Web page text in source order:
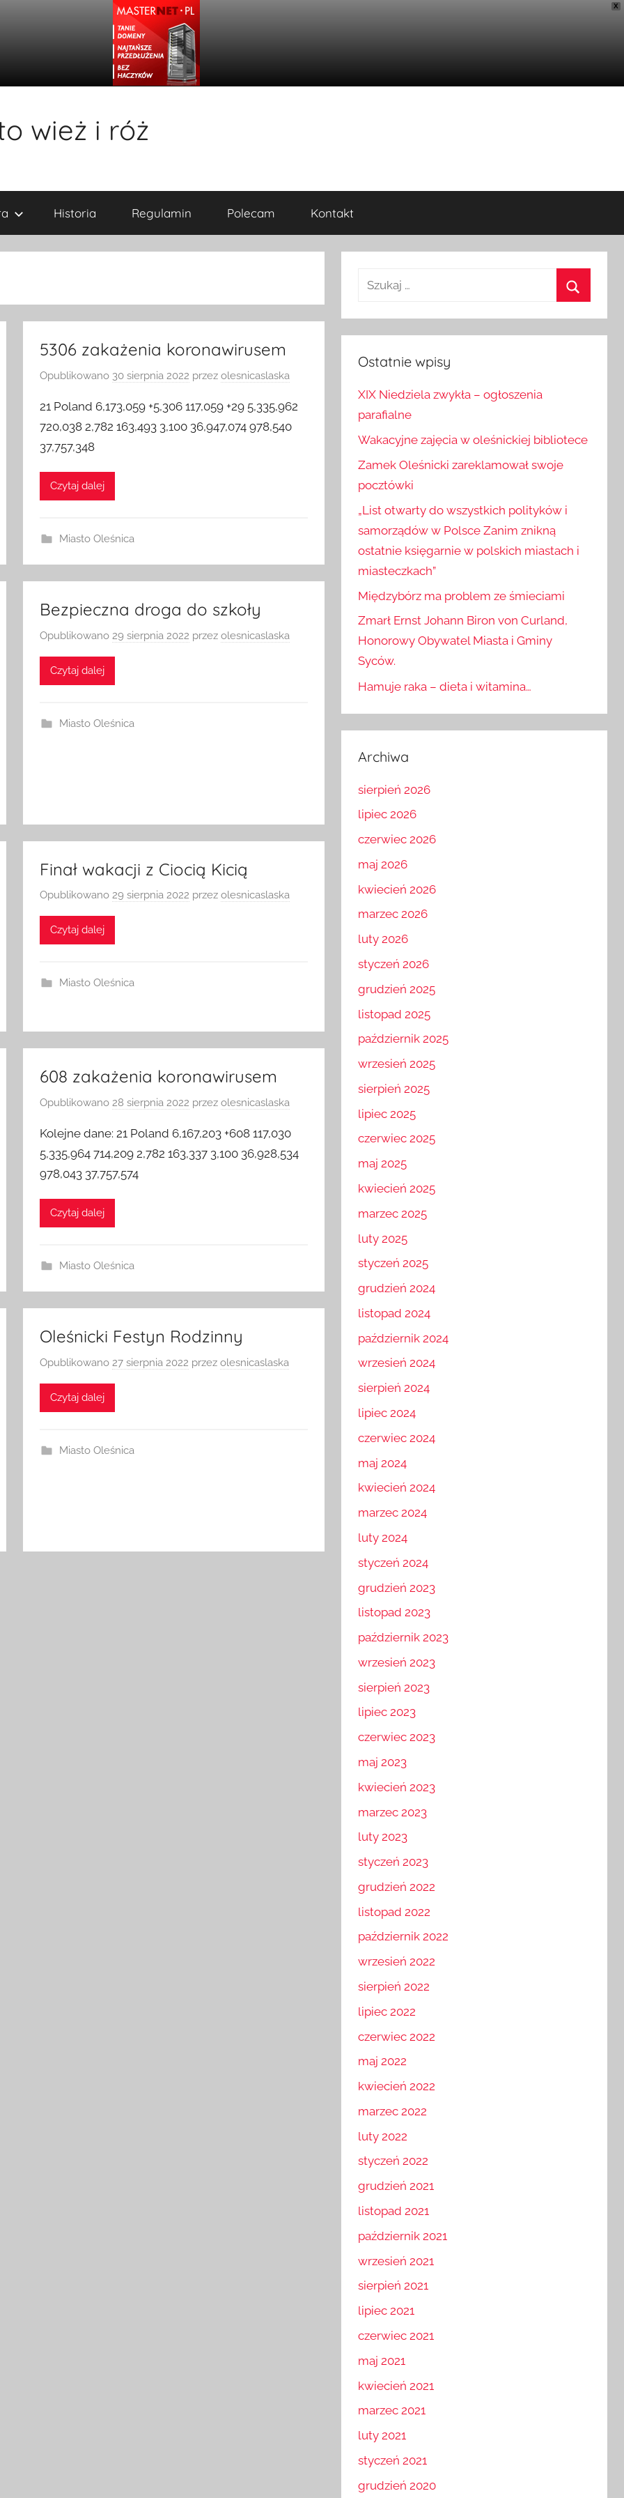
X
wież i róż
Historia Regulamin Polecam Kontakt
5306 zakażenia koronawirusem
Opublikowano30 sierpnia 2022 przezolesnicaslaska
21 Poland 6,173,059 +5,306 117,059 +29 5,335,962
720,038 2,782 163,493 3,100 36,947,074 978,540
37,757,348
Czytaj dalej
Bezpieczna droga do szkoły
Opublikowano29 sierpnia 2022 przezolesnicaslaska
Czytaj dalej
Finał wakacji z Ciocią Kicią
Opublikowano29 sierpnia 2022 przezolesnicaslaska
Czytaj dalej
608 zakażenia koronawirusem
Opublikowano28 sierpnia 2022 przezolesnicaslaska
Kolejne dane: 21 Poland 6,167,203 +608 117,030
5,335,964 714,209 2,782 163,337 3,100 36,928,534
978,043 37,757,574
Czytaj dalej
Oleśnicki Festyn Rodzinny
Opublikowano27 sierpnia 2022 przezolesnicaslaska
Czytaj dalej
Szukaj:
Szukaj
Ostatnie wpisy
XIX Niedziela zwykła – ogłoszenia
parafialne
Wakacyjne zajęcia w oleśnickiej bibliotece
Zamek Oleśnicki zareklamował swoje
pocztówki
„List otwarty do wszystkich polityków i
samorządów w Polsce Zanim znikną
ostatnie księgarnie w polskich miastach i
Międzybórz ma problem ze śmieciami
Zmarł Ernst Johann Biron von Curland,
Honorowy Obywatel Miasta i Gminy
Syców.
Hamuje raka – dieta i witamina…
Archiwa
sierpień 2026
lipiec 2026
maj 2026
luty 2026
styczeń 2026
grudzień 2025
listopad 2025
październik 2025
wrzesień 2025
sierpień 2025
lipiec 2025
czerwiec 2025
maj 2025
kwiecień 2025
marzec 2025
luty 2025
styczeń 2025
grudzień 2024
listopad 2024
październik 2024
wrzesień 2024
sierpień 2024
lipiec 2024
czerwiec 2024
maj 2024
kwiecień 2024
marzec 2024
luty 2024
styczeń 2024
grudzień 2023
listopad 2023
październik 2023
wrzesień 2023
sierpień 2023
lipiec 2023
czerwiec 2023
maj 2023
kwiecień 2023
marzec 2023
luty 2023
styczeń 2023
grudzień 2022
listopad 2022
październik 2022
sierpień 2022
lipiec 2022
maj 2022
luty 2022
styczeń 2022
grudzień 2021
listopad 2021
październik 2021
sierpień 2021
lipiec 2021
maj 2021
luty 2021
styczeń 2021
grudzień 2020